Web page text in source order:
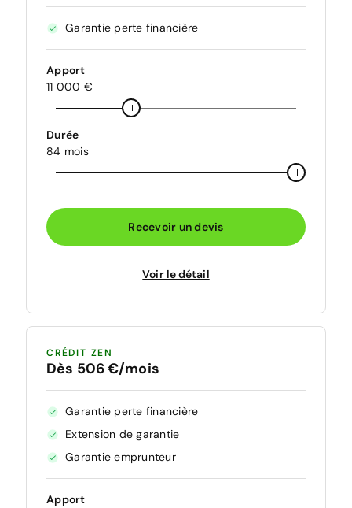
Garantie perte financière
Apport
11 000 €
Durée
84 mois
Recevoir un devis
Voir le détail
CRÉDIT ZEN
Dès 506 €/mois
Garantie perte financière
Extension de garantie
Garantie emprunteur
Apport